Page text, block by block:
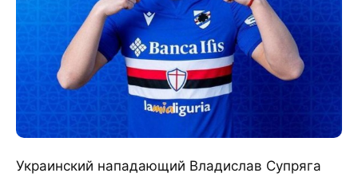
Украинский нападающий Владислав Супряга